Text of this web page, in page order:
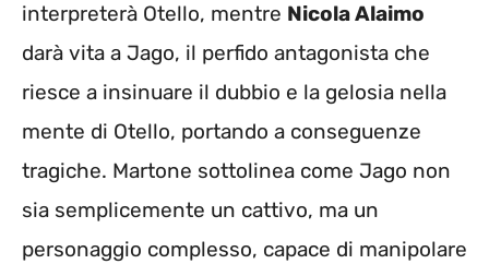
interpreterà Otello, mentre Nicola Alaimo
darà vita a Jago, il perfido antagonista che
riesce a insinuare il dubbio e la gelosia nella
mente di Otello, portando a conseguenze
tragiche. Martone sottolinea come Jago non
sia semplicemente un cattivo, ma un
personaggio complesso, capace di manipolare